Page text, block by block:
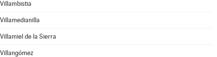
Villambistia
Villamedianilla
Villamiel de la Sierra
Villangómez